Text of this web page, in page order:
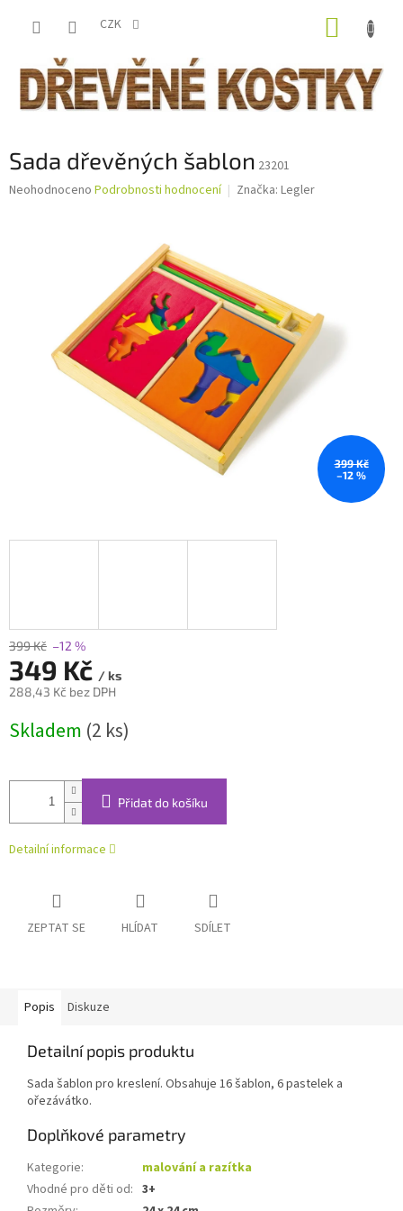
CZK
Sada dřevěných šablon 23201
Průměrné
Neohodnoceno Podrobnosti hodnocení Značka: Legler
399 Kč
–12 %
399 Kč –12 %
349 Kč / ks
288,43 Kč bez DPH
cena:
Skladem (2 ks)
Přidat do košíku
Detailní informace
ZEPTAT SE HLÍDAT SDÍLET
Popis Diskuze
Detailní popis produktu
Sada šablon pro kreslení. Obsahuje 16 šablon, 6 pastelek a
ořezávátko.
Doplňkové parametry
Kategorie:
malování a razítka
Vhodné pro děti od: 3+